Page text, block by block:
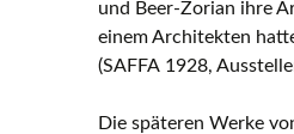
und Beer-Zorian ihre
einem Architekten
(SAFFA 1928,
Die späteren Werke